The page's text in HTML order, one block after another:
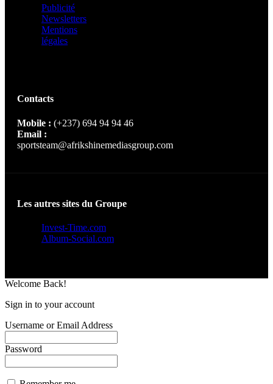
Publicité
Newsletters
Mentions
légales
Contacts
Mobile : (+237) 694 94 94 46
Email :
sportsteam@afrikshinemediasgroup.com
Les autres sites du Groupe
Invest-Time.com
Album-Social.com
Welcome Back!
Sign in to your account
Username or Email Address
Password